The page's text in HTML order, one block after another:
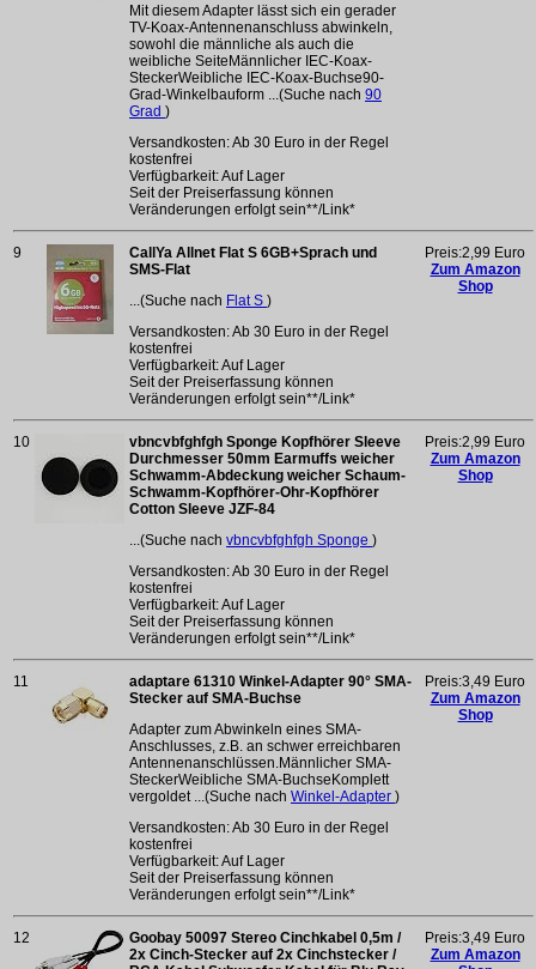
Mit diesem Adapter lässt sich ein gerader
TV-Koax-Antennenanschluss abwinkeln,
sowohl die männliche als auch die
weibliche SeiteMännlicher IEC-Koax-
SteckerWeibliche IEC-Koax-Buchse90-
Grad-Winkelbauform ...(Suche nach 90
Grad )
Versandkosten: Ab 30 Euro in der Regel
kostenfrei
Verfügbarkeit: Auf Lager
Seit der Preiserfassung können
Veränderungen erfolgt sein**/Link*
9
CallYa Allnet Flat S 6GB+Sprach und
SMS-Flat
...(Suche nach Flat S )
Versandkosten: Ab 30 Euro in der Regel
kostenfrei
Verfügbarkeit: Auf Lager
Seit der Preiserfassung können
Veränderungen erfolgt sein**/Link*
Preis:2,99 Euro
Zum Amazon
Shop
10
vbncvbfghfgh Sponge Kopfhörer Sleeve
Durchmesser 50mm Earmuffs weicher
Schwamm-Abdeckung weicher Schaum-
Schwamm-Kopfhörer-Ohr-Kopfhörer
Cotton Sleeve JZF-84
...(Suche nach vbncvbfghfgh Sponge )
Versandkosten: Ab 30 Euro in der Regel
kostenfrei
Verfügbarkeit: Auf Lager
Seit der Preiserfassung können
Veränderungen erfolgt sein**/Link*
Preis:2,99 Euro
Zum Amazon
Shop
11
adaptare 61310 Winkel-Adapter 90° SMA-
Stecker auf SMA-Buchse
Adapter zum Abwinkeln eines SMA-
Anschlusses, z.B. an schwer erreichbaren
Antennenanschlüssen.Männlicher SMA-
SteckerWeibliche SMA-BuchseKomplett
vergoldet ...(Suche nach Winkel-Adapter )
Versandkosten: Ab 30 Euro in der Regel
kostenfrei
Verfügbarkeit: Auf Lager
Seit der Preiserfassung können
Veränderungen erfolgt sein**/Link*
Preis:3,49 Euro
Zum Amazon
Shop
12
Goobay 50097 Stereo Cinchkabel 0,5m /
2x Cinch-Stecker auf 2x Cinchstecker /
Preis:3,49 Euro
Zum Amazon